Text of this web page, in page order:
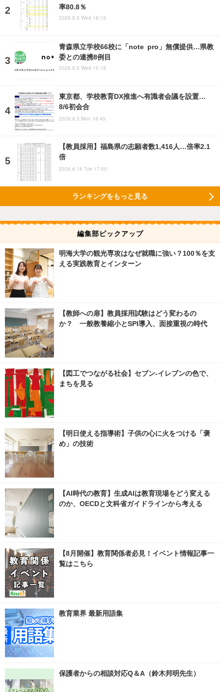
率80.8％
2026.8.5 Wed 18:15
青森県立学校66校に「note pro」無償提供…県教
委との連携8例目
2026.8.5 Wed 15:18
東京都、学校教育DX推進へ有識者会議を設置…
8/6初会合
2026.8.3 Mon 18:45
【教員採用】福島県の志願者数1,416人…倍率2.1
倍
2026.6.16 Tue 17:00
ランキングをもっと見る
編集部ピックアップ
明海大学の観光専攻はなぜ就職に強い？100％を支
える実践教育とインターン
【教師への扉】教員採用試験はどう変わるの
か？ 一般教養縮小とSPI導入、面接重視の時代
【図工でつながる社会】セブン‐イレブンの色で、
まちを見る
【明日使える指導術】子供の心に火をつける「褒
め」の技術
【AI時代の教育】生成AIは教育現場をどう変える
のか、OECDと文科省ガイドラインから考える
【8月開催】教育関係者必見！イベント情報記事一
覧はこちら
教育業界 最新用語集
保護者からの相談対応Q＆A（鈴木邦明先生）